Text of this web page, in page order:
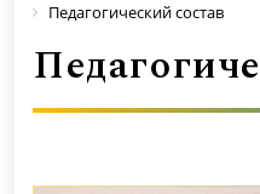
Педагогический состав